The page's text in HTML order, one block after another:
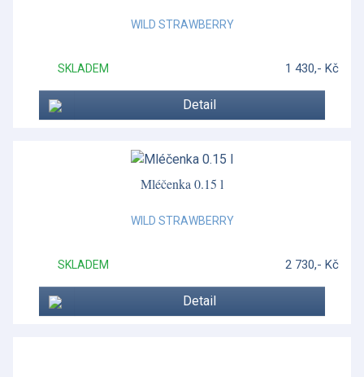
WILD STRAWBERRY
SKLADEM 1 430,- Kč
Detail
Mléčenka 0.15 l
WILD STRAWBERRY
SKLADEM 2 730,- Kč
Detail